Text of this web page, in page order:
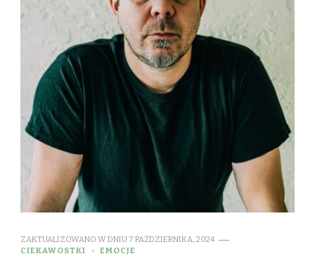
ZAKTUALIZOWANO W DNIU 7 PAŹDZIERNIKA, 2024
CIEKAWOSTKI
EMOCJE